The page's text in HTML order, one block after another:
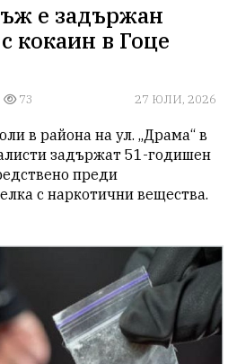
е задържан
кокаин в Гоце
73 27 ЮЛИ, 2026
в района на ул. „Драма“ в
задържат 51-годишен
преди
с наркотични вещества.